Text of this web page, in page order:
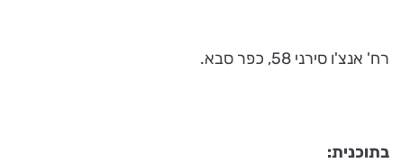
רח' אנצ'ו סירני 58, כפר סבא.
בתוכנית: